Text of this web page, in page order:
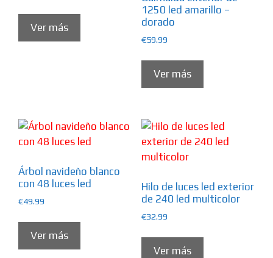
Ver más
1250 led amarillo –
dorado
€59.99
Ver más
Árbol navideño blanco
con 48 luces led
€49.99
Ver más
Hilo de luces led exterior
de 240 led multicolor
€32.99
Ver más